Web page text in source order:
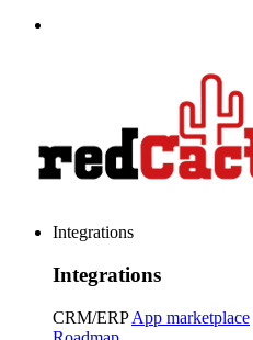
Integrations
Integrations
CRM/ERP App marketplace